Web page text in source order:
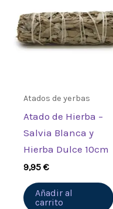
Atados de yerbas
Atado de Hierba –
Salvia Blanca y
Hierba Dulce 10cm
9,95€
Añadir al
carrito